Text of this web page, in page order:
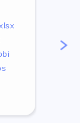
mp4